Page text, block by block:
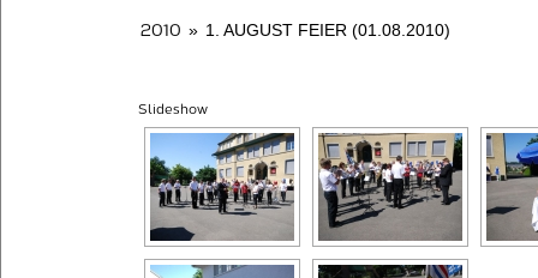
2010 » 1. AUGUST FEIER (01.08.2010)
Slideshow